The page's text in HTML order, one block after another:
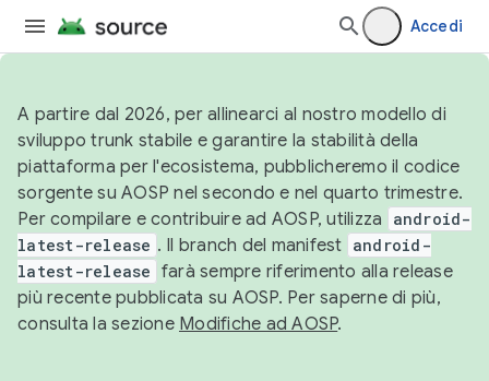
Accedi
A partire dal 2026, per allinearci al nostro modello di
sviluppo trunk stabile e garantire la stabilità della
piattaforma per l'ecosistema, pubblicheremo il codice
sorgente su AOSP nel secondo e nel quarto trimestre.
Per compilare e contribuire ad AOSP, utilizza
android-
latest-release . Il branch del manifest android-
latest-release farà sempre riferimento alla release
più recente pubblicata su AOSP. Per saperne di più,
consulta la sezione Modifiche ad AOSP.